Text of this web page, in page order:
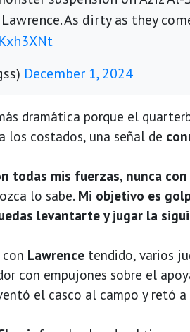
As dirty as they
December 1, 2024
dramática porque el
los costados, una señal de
todas mis fuerzas, nunca
lo sabe. Mi objetivo es
levantarte y jugar la
Lawrence tendido, varios
con empujones sobre el
el casco al campo y retó a